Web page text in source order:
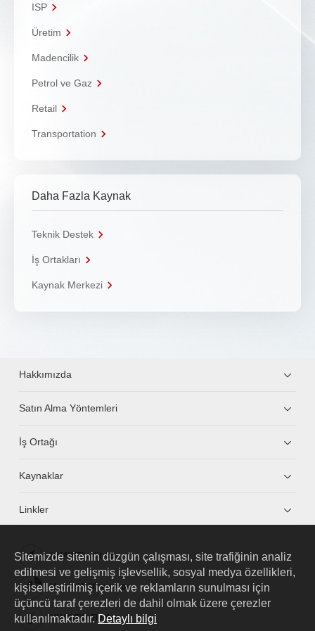
ISP
Üretim
Madencilik
Petrol ve Gaz
Retail
Transportation
Daha Fazla Kaynak
Teknik Destek
İş Ortakları
Kaynak Merkezi
Hakkımızda
Satın Alma Yöntemleri
İş Ortağı
Kaynaklar
Linkler
HUAWEI eKit App
Huawei HiKnow App
HUAWEI eFly App
Sitemizde sitenin düzgün çalışması, site trafiğinin analiz
edilmesi ve gelişmiş işlevsellik, sosyal medya özellikleri,
kişiselleştirilmiş içerik ve reklamların sunulması için
üçüncü taraf çerezleri de dahil olmak üzere çerezler
kullanılmaktadır. Detaylı bilgi